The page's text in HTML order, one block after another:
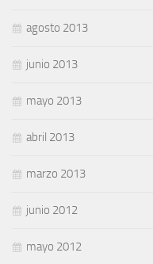
agosto 2013
junio 2013
mayo 2013
abril 2013
marzo 2013
junio 2012
mayo 2012